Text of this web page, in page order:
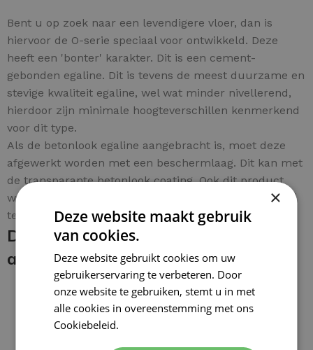
Bent u op zoek naar een levendigere vloer, dan is
hiervoor de O-serie speciaal voor ontwikkeld. Deze
heeft een 'bonter' karakter. Dit is een cement-
gebonden egaline. Dit is tevens de meest duurzame en
stevige kwaliteit egaline, wel wat minder nivellerend,
hierdoor zijn minimale hoogteverschillen kenmerkend
voor dit type.
Als de betonlook egaline aangebracht is, moet deze
afgewerkt worden met een beschermlaag. Dit kan met
de transparante betonlook coating. Ook dit product
wordt per pakket aangeboden en is eenvoudig per m²
te bestellen.
De betonlook egaline en coating
aanbrengen:
×
Deze website maakt gebruik
van cookies.
Deze website gebruikt cookies om uw
gebruikerservaring te verbeteren. Door
onze website te gebruiken, stemt u in met
alle cookies in overeenstemming met ons
Cookiebeleid.